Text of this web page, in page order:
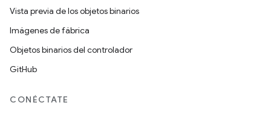
Vista previa de los objetos binarios
Imágenes de fábrica
Objetos binarios del controlador
GitHub
CONÉCTATE